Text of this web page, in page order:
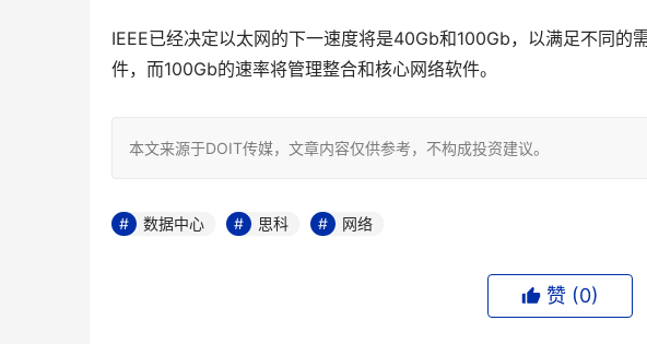
IEEE已经决定以太网的下一速度将是40Gb和100Gb，以满足不同的
件，而100Gb的速率将管理整合和核心网络软件。
本文来源于DOIT传媒，文章内容仅供参考，不构成投资建议。
数据中心 思科 网络
赞 (0)